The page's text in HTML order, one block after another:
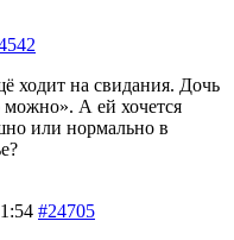
ходит на свидания. Дочь
А ей хочется
или нормально в
#24705